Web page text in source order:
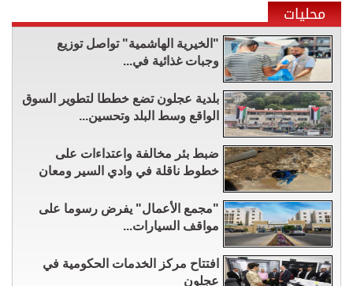
محليات
"الخيرية الهاشمية" تواصل توزيع
وجبات غذائية في...
بلدية عجلون تضع خططا لتطوير السوق
الواقع وسط البلد وتحسين...
ضبط بئر مخالفة واعتداءات على
خطوط ناقلة في وادي السير ومعان
"مجمع الأعمال" يفرض رسوما على
مواقف السيارات...
افتتاح مركز الخدمات الحكومية في
عجلون